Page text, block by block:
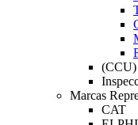
(CCU)
Marcas
CAT